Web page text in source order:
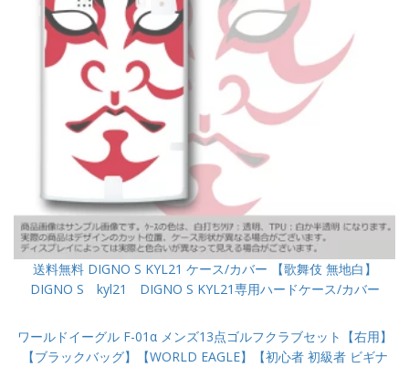
送料無料 DIGNO S KYL21 ケース/カバー 【歌舞伎 無地白】
DIGNO S kyl21 DIGNO S KYL21専用ハードケース/カバー
ワールドイーグル F-01α メンズ13点ゴルフクラブセット【右用】
【ブラックバッグ】【WORLD EAGLE】【初心者 初級者 ビギナ